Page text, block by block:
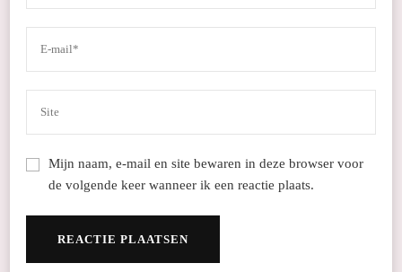
Mijn naam, e-mail en site bewaren in deze browser voor
de volgende keer wanneer ik een reactie plaats.